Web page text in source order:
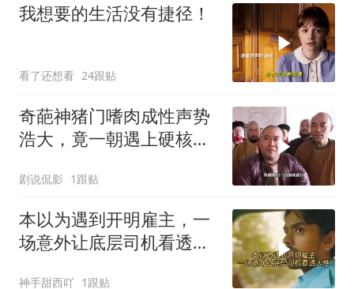
我想要的生活没有捷径！
看了还想看 24跟贴
奇葩神猪门嗜肉成性声势
浩大，竟一朝遇上硬核江
剧说侃影 1跟贴
本以为遇到开明雇主，一
场意外让底层司机看透人
神手甜西吖 1跟贴